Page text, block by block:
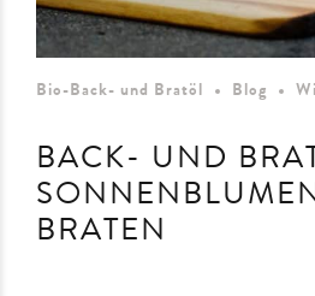
Bio-Back- und Bratöl Blog
BACK- UND
BRATEN